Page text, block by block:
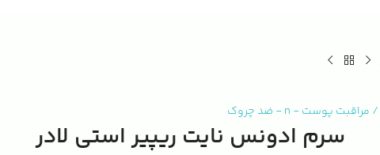
/ مراقبت پوست-
n
- ضد چروک
سرم ادونس نایت ریپیر استی لادر